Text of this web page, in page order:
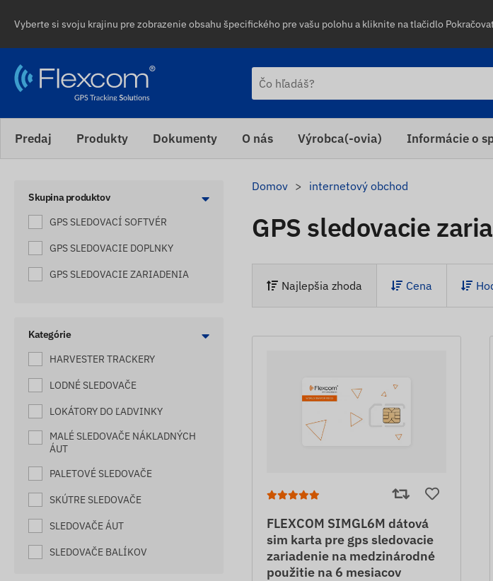
Vyberte si svoju krajinu pre zobrazenie obsahu špecifického pre vašu polohu a kliknite na tlačidlo
Predaj Produkty Dokumenty O nás Výrobca(-ovia) Informácie o
Skupina produktov
GPS SLEDOVACÍ SOFTVÉR
GPS SLEDOVACIE DOPLNKY
GPS SLEDOVACIE ZARIADENIA
Kategórie
HARVESTER TRACKERY
LODNÉ SLEDOVAČE
LOKÁTORY DO ĽADVINKY
MALÉ SLEDOVAČE NÁKLADNÝCH
ÁUT
PALETOVÉ SLEDOVAČE
SKÚTRE SLEDOVAČE
SLEDOVAČE ÁUT
SLEDOVAČE BALÍKOV
Domov internetový obchod
GPS sledovacie
Najlepšia zhoda Cena
FLEXCOM SIMGL6M dátová
sim karta pre gps sledovacie
zariadenie na medzinárodné
použitie na 6 mesiacov